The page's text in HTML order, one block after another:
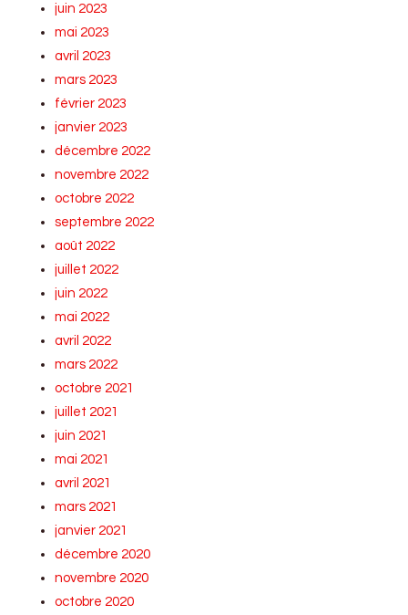
juin 2023
mai 2023
avril 2023
mars 2023
février 2023
janvier 2023
décembre 2022
novembre 2022
octobre 2022
septembre 2022
août 2022
juillet 2022
juin 2022
mai 2022
avril 2022
mars 2022
octobre 2021
juillet 2021
juin 2021
mai 2021
avril 2021
mars 2021
janvier 2021
décembre 2020
novembre 2020
octobre 2020